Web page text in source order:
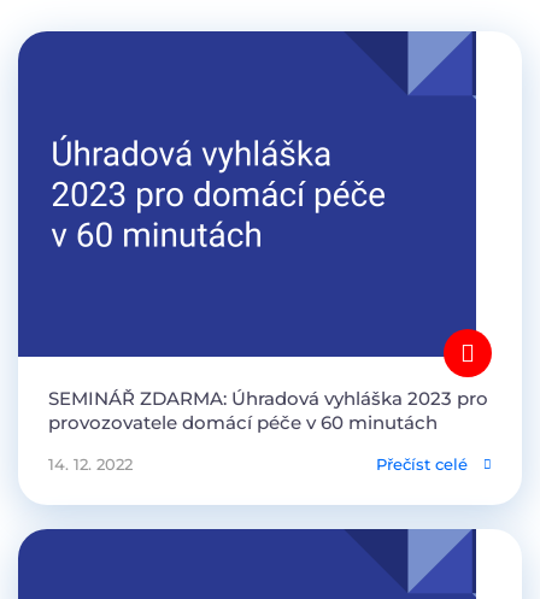
SEMINÁŘ ZDARMA: Úhradová vyhláška 2023 pro
provozovatele domácí péče v 60 minutách
14. 12. 2022 Přečíst celé